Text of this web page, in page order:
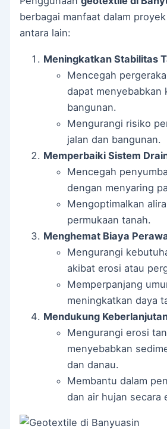
berbagai manfaat dalam
antara lain:
Meningkatkan Stabilitas
Mencegah
dapat menyebabkan
bangunan.
Mengurangi risiko
jalan dan bangunan.
Memperbaiki Sistem
Mencegah
dengan menyaring
Mengoptimalkan
permukaan tanah.
Menghemat Biaya
Mengurangi
akibat erosi atau
Memperpanjang
meningkatkan daya
Mendukung
Mengurangi erosi
menyebabkan
dan danau.
Membantu dalam
dan air hujan secara